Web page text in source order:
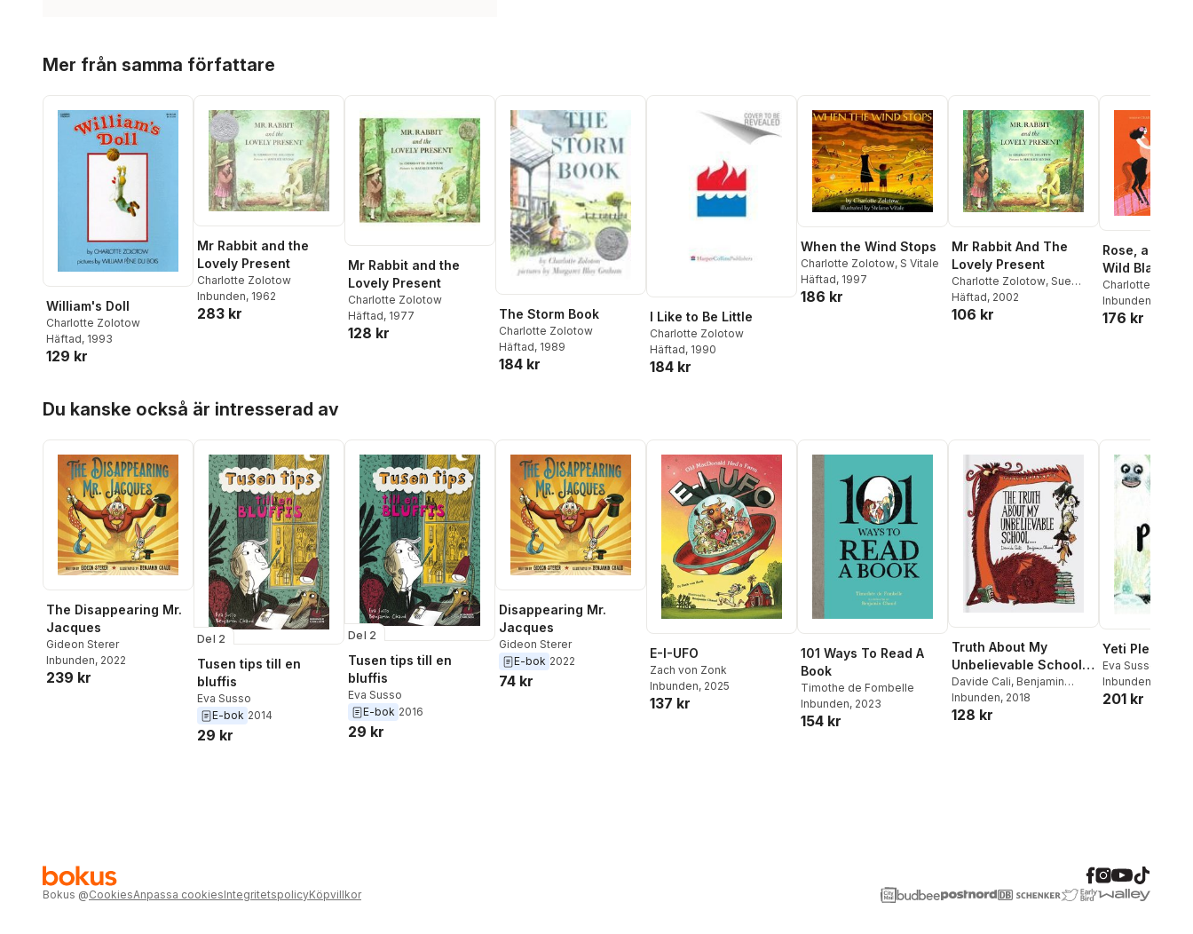
Mer från samma författare
William's Doll
Charlotte Zolotow
Häftad, 1993
129 kr
Mr Rabbit and the
Lovely Present
Charlotte Zolotow
Inbunden, 1962
283 kr
Mr Rabbit and the
Lovely Present
Charlotte Zolotow
Häftad, 1977
128 kr
The Storm Book
Charlotte Zolotow
Häftad, 1989
184 kr
I Like to Be Little
Charlotte Zolotow
Häftad, 1990
184 kr
When the Wind Stops
Charlotte Zolotow, S Vitale
Häftad, 1997
186 kr
Mr Rabbit And The
Lovely Present
Charlotte Zolotow, Sue
Buswell
Häftad, 2002
106 kr
Rose, a
Wild Black
Charlotte
Inbunden
176 kr
Du kanske också är intresserad av
The Disappearing Mr.
Jacques
Gideon Sterer
Inbunden, 2022
239 kr
Del 2
Tusen tips till en
bluffis
Eva Susso
E-bok 2014
29 kr
Del 2
Tusen tips till en
bluffis
Eva Susso
E-bok 2016
29 kr
Disappearing Mr.
Jacques
Gideon Sterer
E-bok 2022
74 kr
E-I-UFO
Zach von Zonk
Inbunden, 2025
137 kr
101 Ways To Read A
Book
Timothe de Fombelle
Inbunden, 2023
154 kr
Truth About My
Unbelievable School .
. .
Davide Cali, Benjamin
Chaud
Inbunden, 2018
128 kr
Yeti Pleki Plek
Eva Susso
Inbunden
201 kr
Bokus @CookiesAnpassa cookiesIntegritetspolicyKöpvillkor